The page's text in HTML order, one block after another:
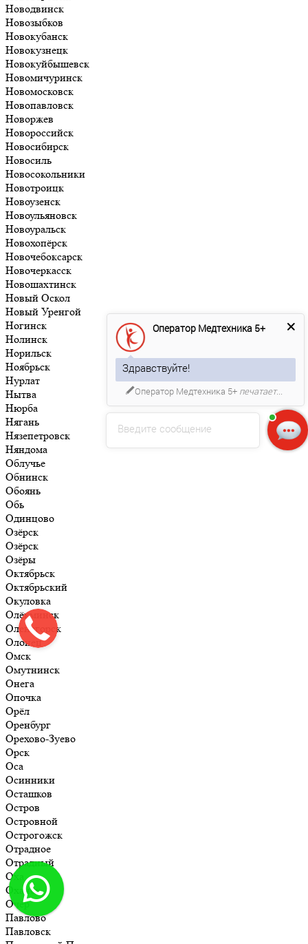
Новодвинск
Новозыбков
Новокубанск
Новокузнецк
Новокуйбышевск
Новомичуринск
Новомосковск
Новопавловск
Новоржев
Новороссийск
Новосибирск
Новосиль
Новосокольники
Новотроицк
Новоузенск
Новоульяновск
Новоуральск
Новохопёрск
Новочебоксарск
Новочеркасск
Новошахтинск
Новый Оскол
Новый Уренгой
Ногинск
Нолинск
Норильск
Ноябрьск
Нурлат
Нытва
Нюрба
Нягань
Нязепетровск
Няндома
Облучье
Обнинск
Обоянь
Обь
Одинцово
Озёрск
Озёрск
Озёры
Октябрьск
Октябрьский
Окуловка
Олёкминск
Оленегорск
Олонец
Омск
Омутнинск
Онега
Опочка
Орёл
Оренбург
Орехово-Зуево
Орск
Оса
Осинники
Осташков
Остров
Островной
Острогожск
Отрадное
Отрадный
Оха
Оханск
Очёр
Павлово
Павловск
Введите сообщение
Оператор Медтехника 5+
Здравствуйте!
Оператор Медтехника 5+ печатает...